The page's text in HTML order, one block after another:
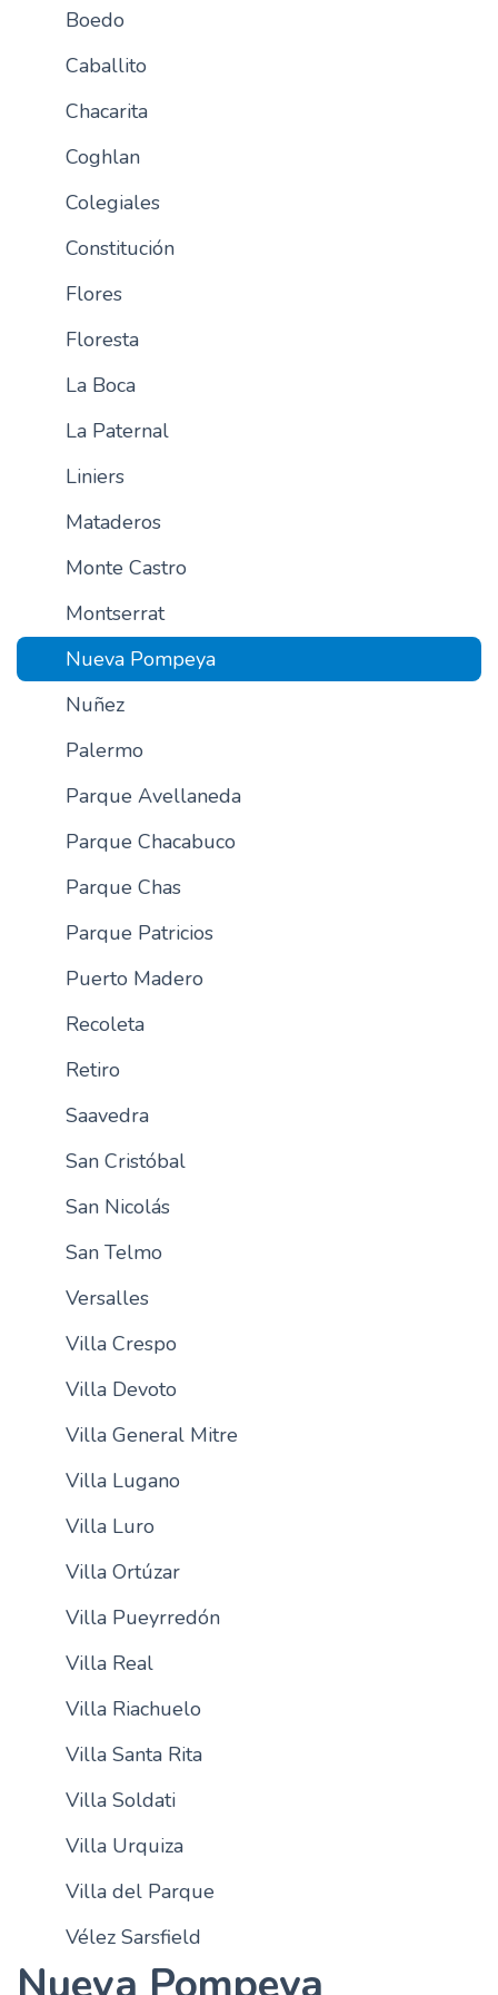
Boedo
Caballito
Chacarita
Coghlan
Colegiales
Constitución
Flores
Floresta
La Boca
La Paternal
Liniers
Mataderos
Monte Castro
Montserrat
Nueva Pompeya
Nuñez
Palermo
Parque Avellaneda
Parque Chacabuco
Parque Chas
Parque Patricios
Puerto Madero
Recoleta
Retiro
Saavedra
San Cristóbal
San Nicolás
San Telmo
Versalles
Villa Crespo
Villa Devoto
Villa General Mitre
Villa Lugano
Villa Luro
Villa Ortúzar
Villa Pueyrredón
Villa Real
Villa Riachuelo
Villa Santa Rita
Villa Soldati
Villa Urquiza
Villa del Parque
Vélez Sarsfield